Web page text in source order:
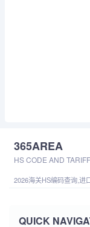
365AREA
HS CODE AND
2026海关HS编码查询,进
QUICK